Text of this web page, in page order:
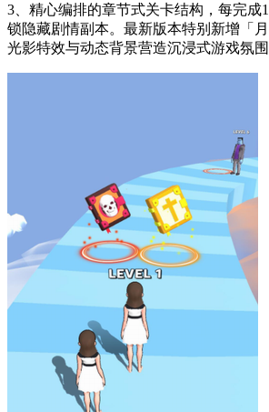
3、精心编排的章节式关卡结构，每完成
锁隐藏剧情副本。最新版本特别新增「
光影特效与动态背景营造沉浸式游戏氛围